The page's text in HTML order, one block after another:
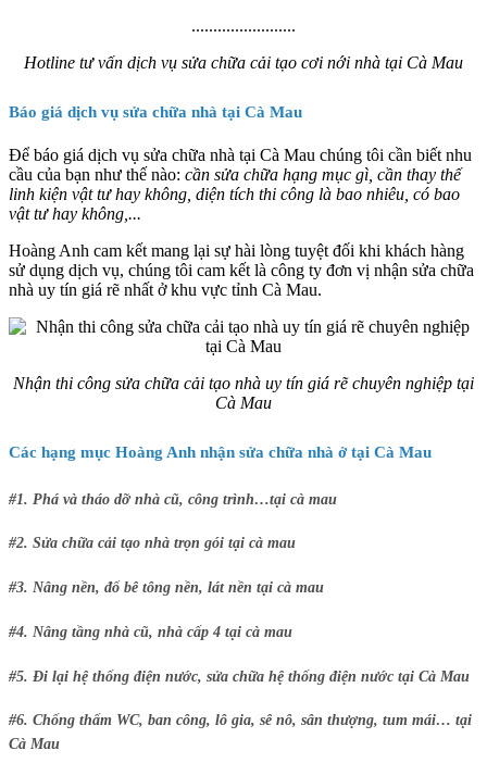
........................
Hotline tư vấn dịch vụ sửa chữa cải tạo cơi nới nhà tại Cà Mau
Báo giá dịch vụ sửa chữa nhà tại Cà Mau
Để báo giá dịch vụ sửa chữa nhà tại Cà Mau chúng tôi cần biết nhu
cầu của bạn như thế nào: cần sửa chữa hạng mục gì, cần thay thế
linh kiện vật tư hay không, diện tích thi công là bao nhiêu, có bao
vật tư hay không,...
Hoàng Anh cam kết mang lại sự hài lòng tuyệt đối khi khách hàng
sử dụng dịch vụ, chúng tôi cam kết là công ty đơn vị nhận sửa chữa
nhà uy tín giá rẽ nhất ở khu vực tỉnh Cà Mau.
Nhận thi công sửa chữa cải tạo nhà uy tín giá rẽ chuyên nghiệp tại
Cà Mau
Các hạng mục Hoàng Anh nhận sửa chữa nhà ở tại Cà Mau
#1. Phá và tháo dỡ nhà cũ, công trình…tại cà mau
#2. Sửa chữa cải tạo nhà trọn gói tại cà mau
#3. Nâng nền, đổ bê tông nền, lát nền tại cà mau
#4. Nâng tầng nhà cũ, nhà cấp 4 tại cà mau
#5. Đi lại hệ thống điện nước, sửa chữa hệ thống điện nước tại Cà Mau
#6. Chống thấm WC, ban công, lô gia, sê nô, sân thượng, tum mái… tại
Cà Mau